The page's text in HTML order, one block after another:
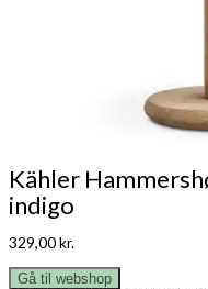
Kähler
indigo
329,00kr.
Gå til webshop